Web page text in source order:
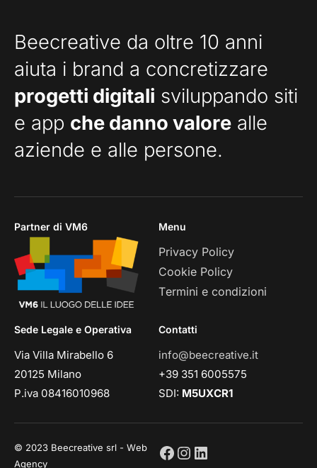
Beecreative da oltre 10 anni
aiuta i brand a concretizzare
progetti digitali sviluppando siti
e app che danno valore alle
aziende e alle persone.
Partner di VM6 Menu
Privacy Policy
Cookie Policy
Termini e condizioni
Sede Legale e Operativa
Via Villa Mirabello 6
20125 Milano
P.iva 08416010968
Contatti
info@beecreative.it
+39 351 6005575
SDI: M5UXCR1
© 2023 Beecreative srl - Web
Agency